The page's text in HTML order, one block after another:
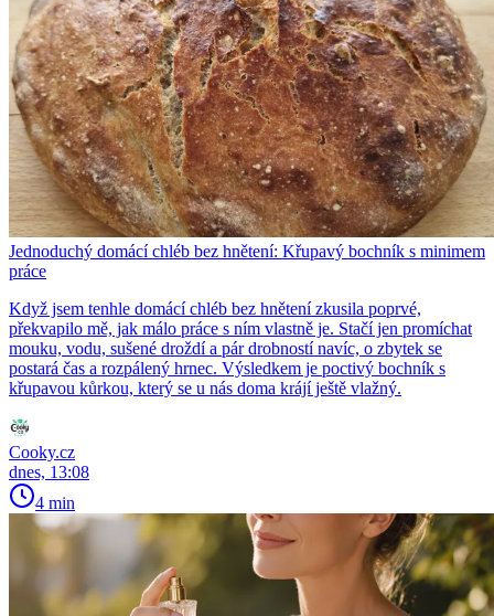
Jednoduchý domácí chléb bez hnětení: Křupavý bochník s minimem
práce
Když jsem tenhle domácí chléb bez hnětení zkusila poprvé,
překvapilo mě, jak málo práce s ním vlastně je. Stačí jen promíchat
mouku, vodu, sušené droždí a pár drobností navíc, o zbytek se
postará čas a rozpálený hrnec. Výsledkem je poctivý bochník s
křupavou kůrkou, který se u nás doma krájí ještě vlažný.
Cooky.cz
dnes, 13:08
4 min